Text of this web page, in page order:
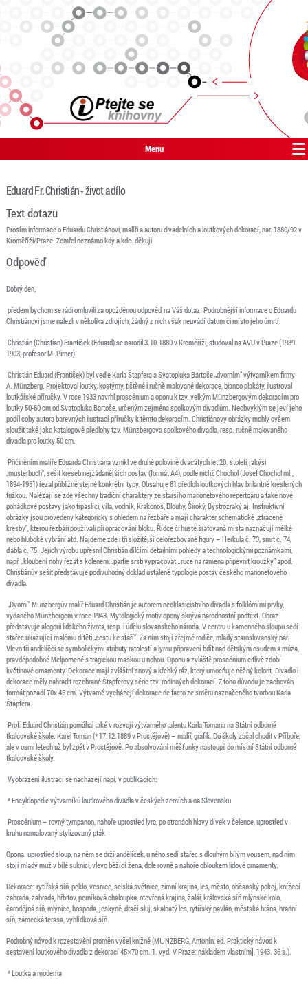
Menu
Eduard Fr. Christián - život a dílo
Text dotazu
Prosím informace o Eduardu Christiánovi, malíři a autoru divadelních a loutkových dekorací, nar. 1880/92 v
Kroměříži/Praze. Zemřel neznámo kdy a kde. děkuji
Odpověď
Dobrý den,
předem bychom se rádi omluvili za opožděnou odpověď na Váš dotaz. Podrobnější informace o Eduardu
Christiánovi jsme nalezli v několika zdrojích, žádný z nich však neuvádí datum či místo jeho úmrtí.
Christián (Christian) František (Eduard) se narodil 3.10.1880 v Kroměříži, studoval na AVU v Praze (1989-
1903, profesor M. Pirner).
Christián Eduard (František) byl vedle Karla Štapfera a Svatopluka Bartoše „dvorním“ výtvarníkem firmy
A. Münzberg. Projektoval loutky, kostýmy, tištěné i ručně malované dekorace, bianco plakáty, ilustroval
loutkářské příručky. V roce 1933 navrhl proscénium a oponu k tzv. velkým Münzbergovým dekoracím pro
loutky 50-60 cm od Svatopluka Bartoše, určeným zejména spolkovým divadlům. Neobvyklým se jeví jeho
podíl coby autora barevných ilustrací příručky k těmto dekoracím. Christiánovy obrázky mohly ovšem
sloužit také jako katalogové předlohy tzv. Münzbergova spolkového divadla, resp. ručně malovaného
divadla pro loutky 50 cm.
Přičiněním malíře Eduarda Christiána vznikl ve druhé polovině dvacátých let 20. století jakýsi
„musterbuch“, sešit kreseb nejžádanějších postav (formát A4), podle nichž Chochol (Josef Chochol ml.,
1894-1951) řezal přibližně stejné konkrétní typy. Obsahuje 81 předloh loutkových hlav brilantně kreslených
tužkou. Nalézají se zde všechny tradiční charaktery ze staršího marionetového repertoáru a také nové
pohádkové postavy jako trpaslíci, víla, vodník, Krakonoš, Dlouhý, Široký, Bystrozraký aj. Instruktivní
obrázky jsou provedeny kategoricky s ohledem na řezbáře a mají charakter schematické „ztracené
kresby“, kterou řezbáři používali při opracování bloku. Řídce či hustě šrafovaná místa naznačují mělké
nebo hluboké vybrání atd. Najdeme zde i tři složitější celořezbované figury – Herkula č. 73, smrt č. 74,
ďábla č. 75. Jejich výrobu upřesnil Christián dílčími detailními pohledy a technologickými poznámkami,
např. „kloubení nohy řezat s kolenem…partie srsti vypracovat…ruce na ramena připevnit kroužky“ apod.
Christiánův sešit představuje podivuhodný doklad ustálené typologie postav českého marionetového
divadla.
„Dvorní“ Münzbergův malíř Eduard Christián je autorem neoklasicistního divadla s folklórními prvky,
vydaného Münzbergem v roce 1943. Mytologický motiv opony skrývá národnostní podtext. Obraz
představuje alegorii lidského života, resp. i údělu slovanského národa. V centru u kamenného sloupu sedí
stařec ukazující malému dítěti „cestu ke stáří“. Za ním stojí zřejmě rodiče, mladý staroslovanský pár.
Vlevo tři andělíčci se symbolickými atributy ratolestí a lyrou připravení bdít nad dětským osudem a múza,
pravděpodobně Melpomené s tragickou maskou u nohou. Oponu a zvláště proscénium citlivě zdobí
květinové ornamenty. Dekorace mají zvláštní snový a křehký ráz, který umocňuje něžný kolorit. Divadlo i
dekorace měly nahradit rozebrané Štapferovy série tzv. rodinných dekorací. Z toho důvodu je zachován
formát pozadí 70x 45 cm. Výtvarně vycházejí dekorace de facto ze směru naznačeného tvorbou Karla
Štapfera.
Prof. Eduard Christián pomáhal také v rozvoji výtvarného talentu Karla Tomana na Státní odborné
tkalcovské škole. Karel Toman (* 17.12.1889 v Prostějově) – malíř, grafik. Do školy začal chodit v Příboře,
ale v osmi letech už byl zpět v Prostějově. Po absolvování měšťanky nastoupil do místní Státní odborné
tkalcovské školy.
Vyobrazení ilustrací se nacházejí např. v publikacích:
* Encyklopedie výtvarníků loutkového divadla v českých zemích a na Slovensku
Proscénium – rovný tympanon, nahoře uprostřed lyra, po stranách hlavy dívek v čelence, uprostřed v
kruhu namalovaný stylizovaný pták
Opona: uprostřed sloup, na něm se drží andělíček, u něho sedí stařec s dlouhým bílým vousem, nad ním
stojí mladý muž v bílé suknici, vlevo běžící žena, dole rovně a nahoře obloukem lidové ornamenty.
Dekorace: rytířská síň, peklo, vesnice, selská světnice, zimní krajina, les, město, občanský pokoj, knížecí
zahrada, zahrada, hřbitov, perníková chaloupka, otevřená krajina, žalář, královská síň mlýnské kolo,
čarodějná síň, mlýnice, hospoda, jeskyně, dračí sluj, skalnatý les, rytířský pavlán, městská brána, hradní
síň, zámecká terasa, vyhlídková síň.
Podrobný návod k rozestavění proměn vyšel knižně (MÜNZBERG, Antonín, ed. Praktický návod k
sestavení loutkového divadla z dekorací 45×70 cm. 1. vyd. V Praze: nákladem vlastním], 1943. 36 s.).
* Loutka a moderna